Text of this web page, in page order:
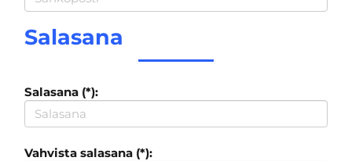
Salasana
Salasana (*):
Vahvista salasana (*):